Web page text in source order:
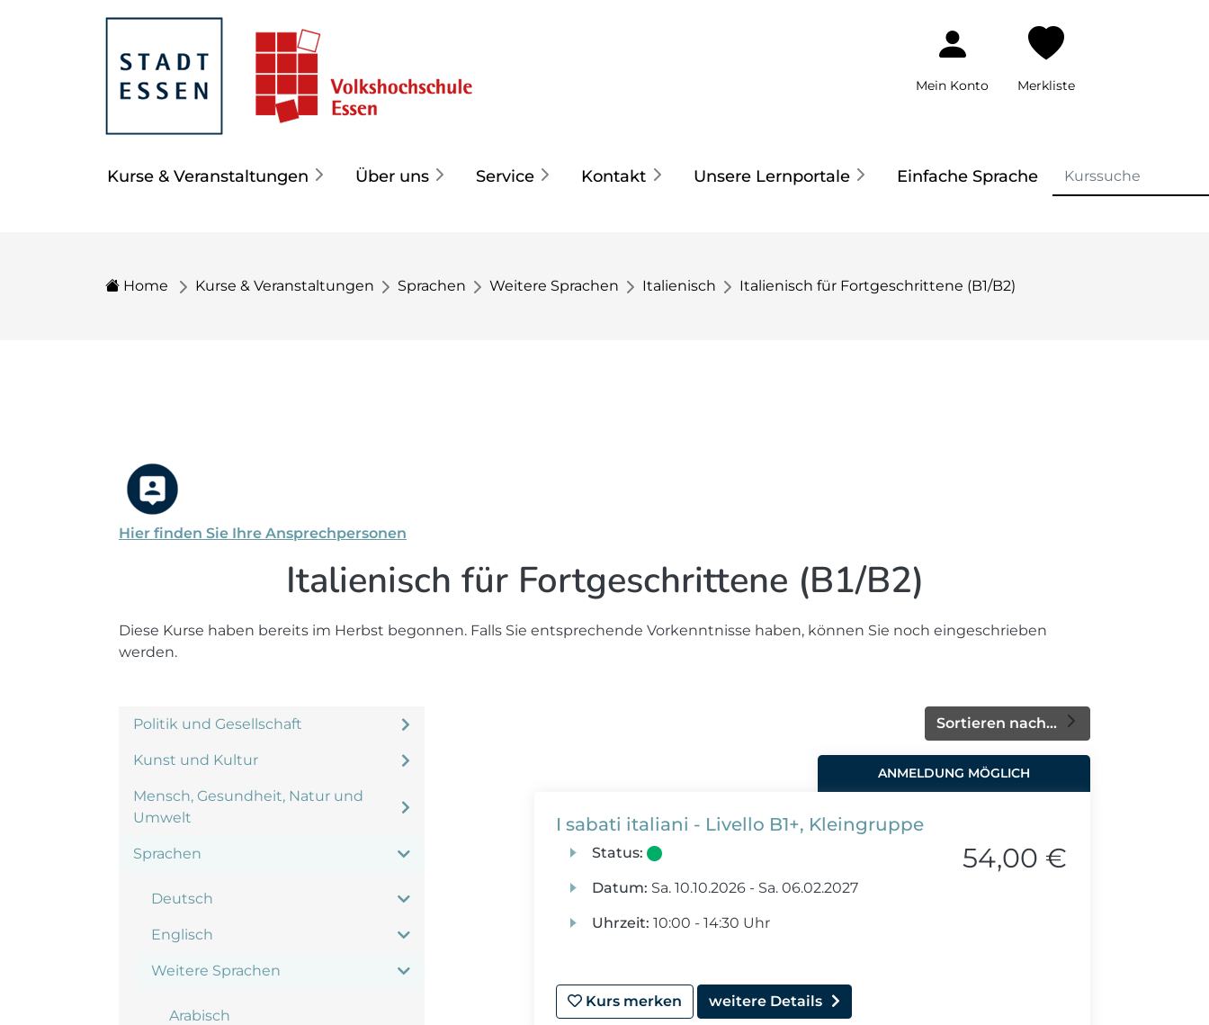
Mein Konto Merkliste
Kurse & Veranstaltungen Über uns Service Kontakt Unsere Lernportale Einfache Sprache
Home Kurse & Veranstaltungen Sprachen Weitere Sprachen Italienisch Italienisch für Fortgeschrittene (B1/B2)
Hier finden Sie Ihre Ansprechpersonen
Italienisch für Fortgeschrittene (B1/B2)
Diese Kurse haben bereits im Herbst begonnen. Falls Sie entsprechende Vorkenntnisse haben, können Sie noch eingeschrieben
werden.
Politik und Gesellschaft
Kunst und Kultur
Mensch, Gesundheit, Natur und
Umwelt
Sprachen
Deutsch
Englisch
Weitere Sprachen
Arabisch
Sortieren nach...
ANMELDUNG MÖGLICH
I sabati italiani - Livello B1+, Kleingruppe
Status:
Datum: Sa.10.10.2026 - Sa.06.02.2027
Uhrzeit: 10:00 - 14:30 Uhr
54,00 €
Kurs merken weitere Details